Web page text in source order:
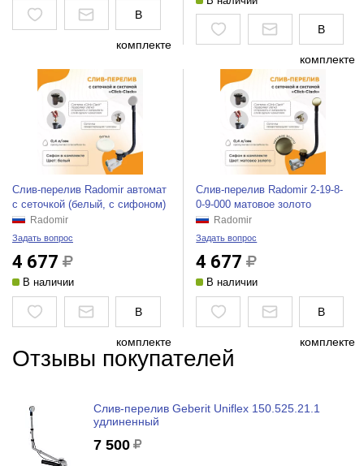
В
комплекте
В
комплекте
Слив-перелив Radomir автомат
с сеточкой (белый, с сифоном)
Radomir
Задать вопрос
4 677
В наличии
В
комплекте
Слив-перелив Radomir 2-19-8-
0-9-000 матовое золото
Radomir
Задать вопрос
4 677
В наличии
В
комплекте
Отзывы покупателей
Слив-перелив Geberit Uniflex 150.525.21.1
удлиненный
7 500